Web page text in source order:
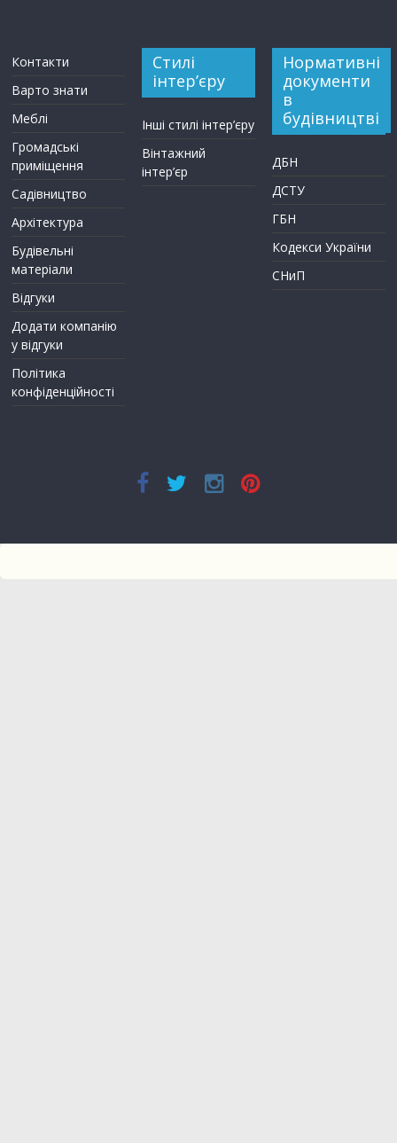
Контакти
Варто знати
Меблі
Громадські
приміщення
Садівництво
Архітектура
Будівельні
матеріали
Відгуки
Додати компанію
у відгуки
Політика
конфіденційності
Стилі
інтер’єру
Інші стилі інтер’єру
Вінтажний
інтер’єр
Нормативні
документи
в
будівництві
ДБН
ДСТУ
ГБН
Кодекси України
СНиП